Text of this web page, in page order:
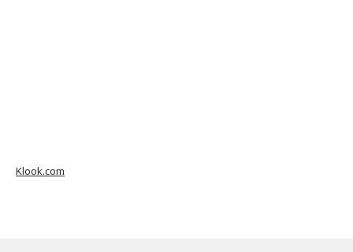
Klook.com